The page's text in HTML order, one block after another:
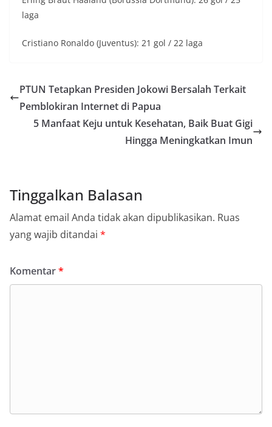
laga
Cristiano Ronaldo (Juventus): 21 gol / 22 laga
PTUN Tetapkan Presiden Jokowi Bersalah Terkait
Pemblokiran Internet di Papua
5 Manfaat Keju untuk Kesehatan, Baik Buat Gigi
Hingga Meningkatkan Imun
Tinggalkan Balasan
Alamat email Anda tidak akan dipublikasikan. Ruas
yang wajib ditandai *
Komentar*